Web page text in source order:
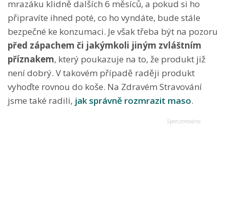
mrazáku klidně dalších 6 měsíců, a pokud si ho
připravíte ihned poté, co ho vyndáte, bude stále
bezpečné ke konzumaci. Je však třeba být na pozoru
před zápachem či jakýmkoli jiným zvláštním
příznakem, který poukazuje na to, že produkt již
není dobrý. V takovém případě raději produkt
vyhoďte rovnou do koše. Na Zdravém Stravování
jsme také radili, jak správně rozmrazit maso.